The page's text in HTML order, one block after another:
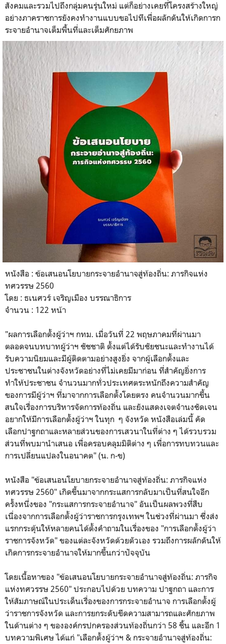
สังคมและรวมไปถึงกลุ่มคนรุ่นใหม่ แต่ก็อย่างเคยที่โครงสร้างใหญ่
อย่างภาคราชการยังคงทำงานแบบขอไปทีเพื่อผลักดันให้เกิดการก
ระจายอำนาจเต็มพื้นที่และเต็มศักยภาพ
หนังสือ : ข้อเสนอนโยบายกระจายอำนาจสู่ท้องถิ่น: ภารกิจแห่ง
ทศวรรษ 2560
โดย : ธเนศวร์ เจริญเมือง บรรณาธิการ
จำนวน : 122 หน้า
"ผลการเลือกตั้งผู้ว่าฯ กทม. เมื่อวันที่ 22 พฤษภาคมที่ผ่านมา
ตลอดจนบทบาทผู้ว่าฯ ชัชชาติ ตั้งแต่ได้รับชัยชนะและทำงานได้
รับความนิยมและมีผู้ติดตามอย่างสูงยิ่ง จากผู้เลือกตั้งและ
ประชาชนในต่างจังหวัดอย่างที่ไม่เคยมีมาก่อน ที่สำคัญยิ่งการ
ทำให้ประชาชน จำนวนมากทั่วประเทศตระหนักถึงความสำคัญ
ของการมีผู้ว่าฯ ที่มาจากการเลือกตั้งโดยตรง คนจำนวนมากขึ้น
สนใจเรื่องการบริหารจัดการท้องถิ่น และยังแสดงเจตจำนงชัดเจน
อยากให้มีการเลือกตั้งผู้ว่าฯ ในทุก ๆ จังหวัด หนังสือเล่มนี้ คัด
เลือกปาฐกถาและหลายส่วนของการเสวนาในที่ต่าง ๆ ได้รวบรวม
ส่วนที่พบมานำเสนอ เพื่อครอบคลุมมิติต่าง ๆ เพื่อการทบทวนและ
การเปลี่ยนแปลงในอนาคต" (น. ก-ข)
หนังสือ "ข้อเสนอนโยบายกระจายอำนาจสู่ท้องถิ่น: ภารกิจแห่ง
ทศวรรษ 2560" เกิดขึ้นมาจากกระแสการกลับมาเป็นที่สนใจอีก
ครั้งหนึ่งของ "กระแสการกระจายอำนาจ" อันเป็นผลพวงที่สืบ
เนื่องจากการเลือกตั้งผู้ว่าราชการกรุงเทพฯ ในช่วงที่ผ่านมา ซึ่งส่ง
แรกกระตุ้นให้หลายคนได้ตั้งคำถามในเรื่องของ "การเลือกตั้งผู้ว่า
ราชการจังหวัด" ของแต่ละจังหวัดด้วยตัวเอง รวมถึงการผลักดันให้
เกิดการกระจายอำนาจให้มากขึ้นกว่าปัจจุบัน
โดยเนื้อหาของ "ข้อเสนอนโยบายกระจายอำนาจสู่ท้องถิ่น: ภารกิจ
แห่งทศวรรษ 2560" ประกอบไปด้วย บทความ ปาฐกถา และการ
ให้สัมภาษณ์ในประเด็นเรื่องของการกระจายอำนาจ การเลือกตั้งผู้
ว่าราชการจังหวัด และการยกระดับขีดความสามารถและศักยภาพ
ในด้านต่าง ๆ ขององค์กรปกครองส่วนท้องถิ่นกว่า 58 ชิ้น และอีก 1
บทความพิเศษ ได้แก่ "เลือกตั้งผู้ว่าฯ & กระจายอำนาจสู่ท้องถิ่น: